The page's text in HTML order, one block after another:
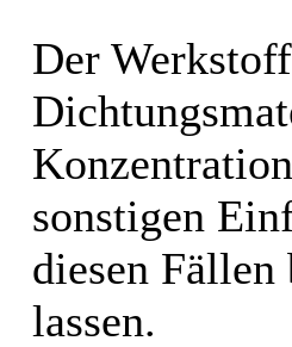
Der
sonstigen
diesen
lassen.